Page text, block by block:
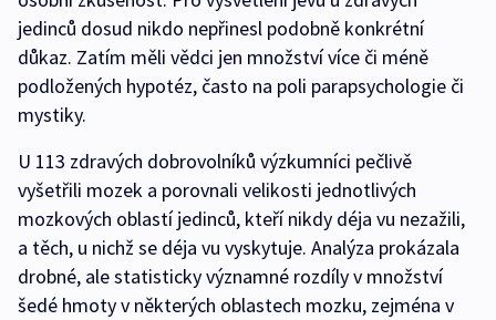
jedinců dosud nikdo nepřinesl podobně konkrétní
důkaz. Zatím měli vědci jen množství více či méně
podložených hypotéz, často na poli parapsychologie či
mystiky.
U 113 zdravých dobrovolníků výzkumníci pečlivě
vyšetřili mozek a porovnali velikosti jednotlivých
mozkových oblastí jedinců, kteří nikdy déja vu nezažili,
a těch, u nichž se déja vu vyskytuje. Analýza prokázala
drobné, ale statisticky významné rozdíly v množství
šedé hmoty v některých oblastech mozku, zejména v